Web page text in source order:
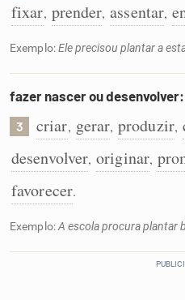
Dicionário
Sinônimos
fixar, prender, assentar,
Exemplo:Ele precisou plantar a
fazer nascer ou desenvolver:
3 criar, gerar, produzir,
desenvolver, originar,
favorecer.
Exemplo:A escola procura plantar